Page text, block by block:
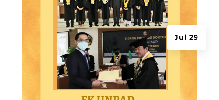
Jul 29